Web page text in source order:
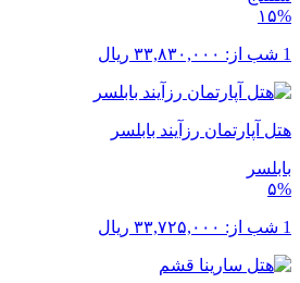
۱۵%
1 شب از: ۳۳,۸۳۰,۰۰۰ ریال
هتل آپارتمان رزآیند بابلسر
بابلسر
۵%
1 شب از: ۳۳,۷۲۵,۰۰۰ ریال